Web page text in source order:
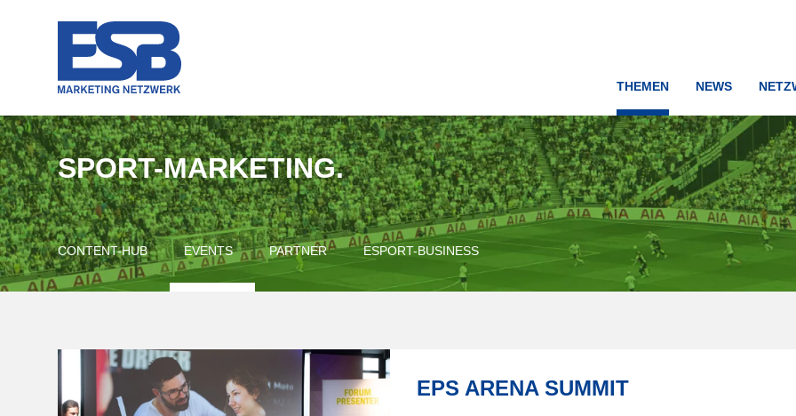
THEMEN NEWS
SPORT-MARKETING.
CONTENT-HUB EVENTS PARTNER ESPORT-BUSINESS
EPS ARENA SUMMIT